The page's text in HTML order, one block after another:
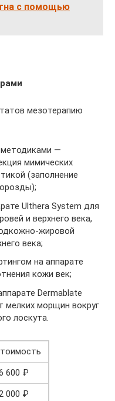
с помощью
мезотерапию
—
мимических
(заполнение
Ulthera System для
и верхнего века,
жировой
века;
на аппарате
кожи век;
Dermablate
мелких морщин вокруг
лоскута.
600 ₽
000 ₽